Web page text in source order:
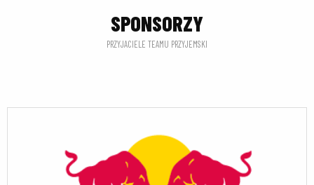
SPONSORZY
PRZYJACIELE TEAMU PRZYJEMSKI